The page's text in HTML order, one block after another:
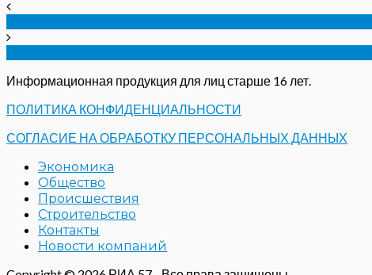
Информационная продукция для лиц старше 16 лет.
ПОЛИТИКА КОНФИДЕНЦИАЛЬНОСТИ
СОГЛАСИЕ НА ОБРАБОТКУ ПЕРСОНАЛЬНЫХ ДАННЫХ
Экономика
Общество
Происшествия
Строительство
Контакты
Новости компаний